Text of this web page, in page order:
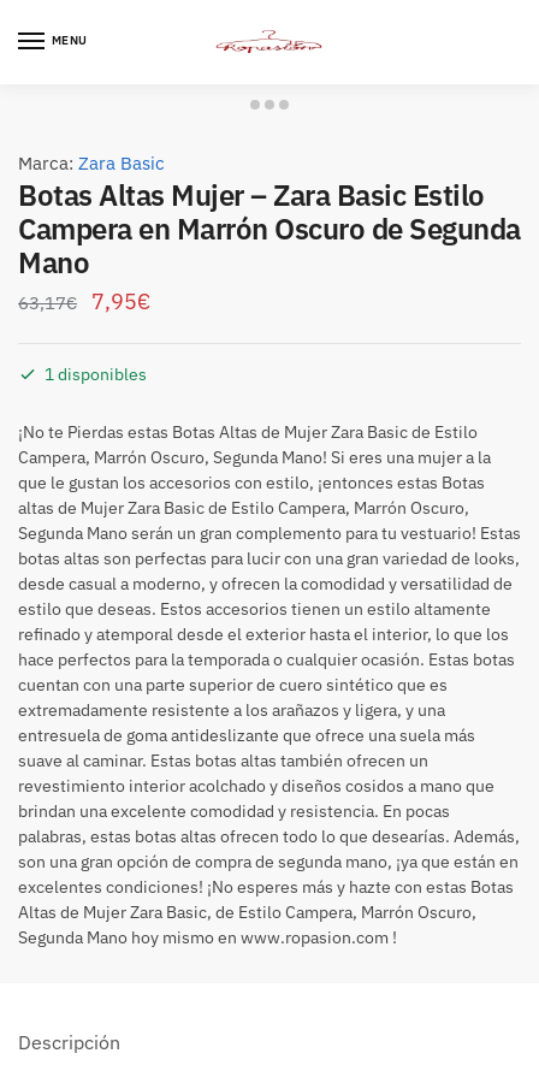
MENU
Marca: Zara Basic
Botas Altas Mujer – Zara Basic Estilo
Campera en Marrón Oscuro de Segunda
Mano
63,17€ 7,95€
1 disponibles
¡No te Pierdas estas Botas Altas de Mujer Zara Basic de Estilo
Campera, Marrón Oscuro, Segunda Mano! Si eres una mujer a la
que le gustan los accesorios con estilo, ¡entonces estas Botas
altas de Mujer Zara Basic de Estilo Campera, Marrón Oscuro,
Segunda Mano serán un gran complemento para tu vestuario! Estas
botas altas son perfectas para lucir con una gran variedad de looks,
desde casual a moderno, y ofrecen la comodidad y versatilidad de
estilo que deseas. Estos accesorios tienen un estilo altamente
refinado y atemporal desde el exterior hasta el interior, lo que los
hace perfectos para la temporada o cualquier ocasión. Estas botas
cuentan con una parte superior de cuero sintético que es
extremadamente resistente a los arañazos y ligera, y una
entresuela de goma antideslizante que ofrece una suela más
suave al caminar. Estas botas altas también ofrecen un
revestimiento interior acolchado y diseños cosidos a mano que
brindan una excelente comodidad y resistencia. En pocas
palabras, estas botas altas ofrecen todo lo que desearías. Además,
son una gran opción de compra de segunda mano, ¡ya que están en
excelentes condiciones! ¡No esperes más y hazte con estas Botas
Altas de Mujer Zara Basic, de Estilo Campera, Marrón Oscuro,
Segunda Mano hoy mismo en www.ropasion.com !
Descripción